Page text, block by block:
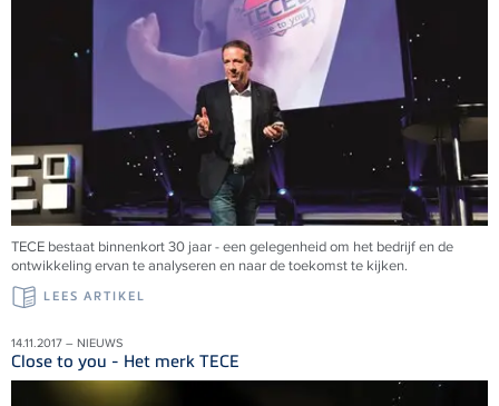
TECE bestaat binnenkort 30 jaar - een gelegenheid om het bedrijf en de
ontwikkeling ervan te analyseren en naar de toekomst te kijken.
LEES ARTIKEL
14.11.2017 – NIEUWS
Close to you - Het merk TECE